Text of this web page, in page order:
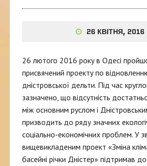
26 КВІТНЯ, 2016
26 лютого 2016 року в Одесі
присвячений проекту по
дністровської дельти. Під час
зазначено, що відсутність
між основним руслом і
призводить до ряду значних
соціально-економічних проблем. У
вищевикладеним проект «Зміна
басейні річки Дністер» підтримав